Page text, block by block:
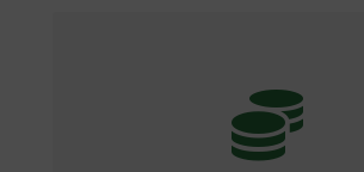
Mediante iniciativas
diseñando